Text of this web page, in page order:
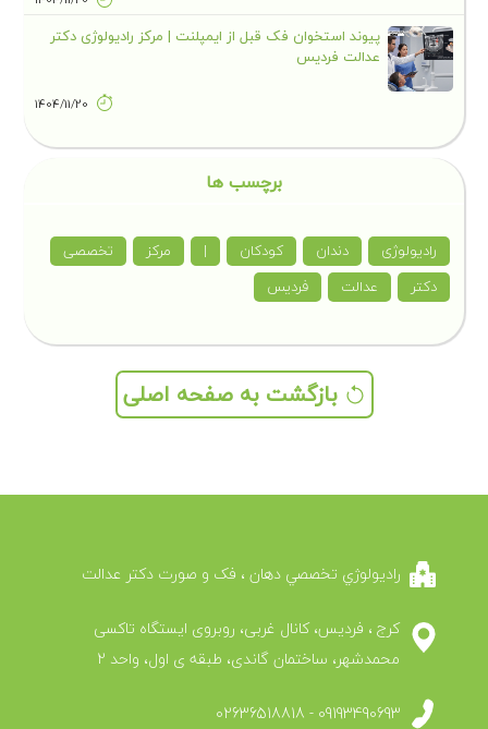
پیوند استخوان فک قبل از ایمپلنت | مرکز رادیولوژی دکتر
عدالت فردیس
1404/11/20
برچسب ها
رادیولوژی دندان کودکان | مرکز
تخصصی
دکتر
عدالت فردیس
بازگشت به صفحه اصلی
راديولوژي تخصصي دهان ، فک و صورت دکتر عدالت
کرج ، فرديس، کانال غربی، روبروی ایستگاه تاکسی
محمدشهر، ساختمان گاندی، طبقه ی اول، واحد 2
09193490693 - 02636518818